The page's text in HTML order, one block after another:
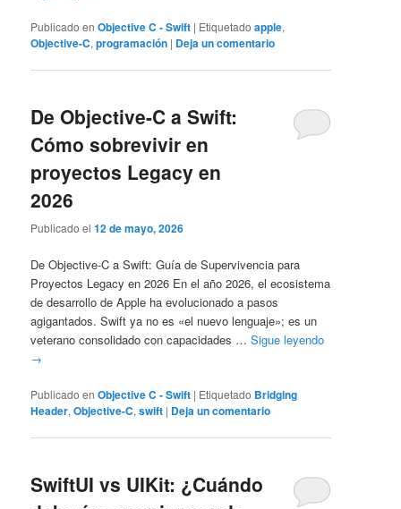
Publicado en Objective C - Swift | Etiquetado apple,
Objective-C,programación | Deja un comentario
De Objective-C a Swift:
Cómo sobrevivir en
proyectos Legacy en
2026
Publicado el12 de mayo, 2026
De Objective-C a Swift: Guía de Supervivencia para
Proyectos Legacy en 2026 En el año 2026, el ecosistema
de desarrollo de Apple ha evolucionado a pasos
agigantados. Swift ya no es «el nuevo lenguaje»; es un
veterano consolidado con capacidades …Sigue leyendo
→
Publicado en Objective C - Swift | Etiquetado Bridging
Header,Objective-C,swift | Deja un comentario
SwiftUI vs UIKit: ¿Cuándo